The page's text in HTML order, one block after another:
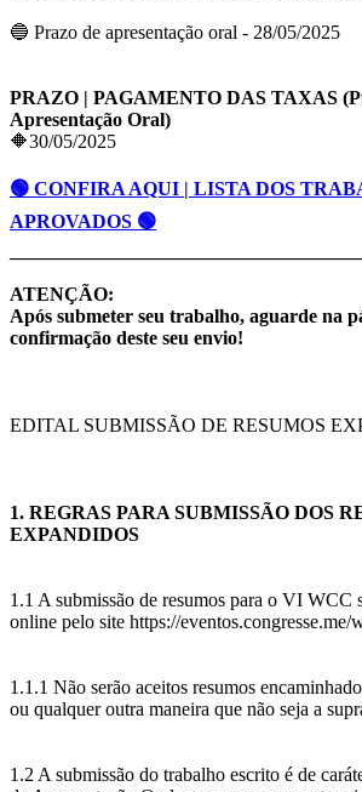
🔵 Prazo de apresentação oral - 28/05/2025
PRAZO | PAGAMENTO DAS TAXAS
Apresentação Oral)
🔶30/05/2025
🟢 CONFIRA AQUI | LISTA DOS
APROVADOS 🟢
ATENÇÃO:
Após submeter seu trabalho, aguarde na
confirmação deste seu envio!
EDITAL SUBMISSÃO DE RESUMOS
1. REGRAS PARA SUBMISSÃO DOS
EXPANDIDOS
1.1 A submissão de resumos para o VI WCC
online pelo site https://eventos.congresse.me/
1.1.1 Não serão aceitos resumos
ou qualquer outra maneira que não seja a
1.2 A submissão do trabalho escrito é de